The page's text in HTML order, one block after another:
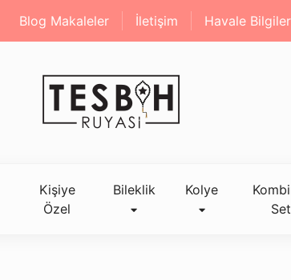
Blog Makaleler İletişim Havale
Kişiye
Özel
Bileklik Kolye
Set